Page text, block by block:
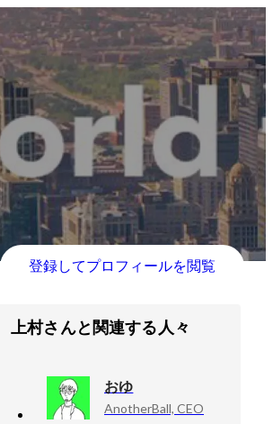
登録してプロフィールを閲覧
上村さんと関連する人々
おゆ
AnotherBall, CEO